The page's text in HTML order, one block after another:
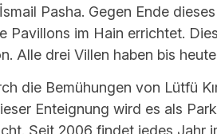
Pasha. Gegen Ende
Pavillons im Hain errichtet.
Alle drei Villen haben bis
die Bemühungen von Lütfü
Enteignung wird es als